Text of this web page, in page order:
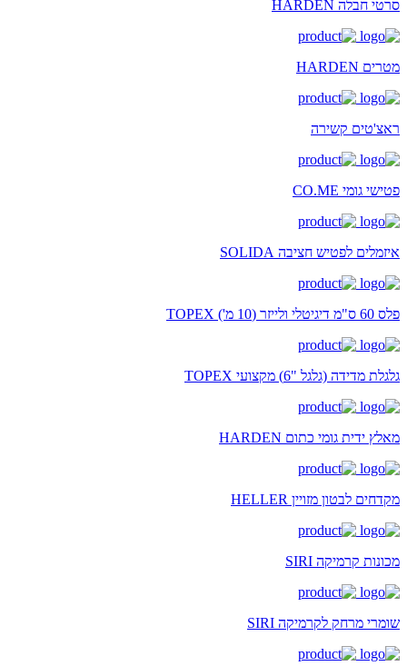
סרטי חבלה HARDEN
מטרים HARDEN
ראצ'טים קשירה
פטישי גומי CO.ME
איזמלים לפטיש חציבה SOLIDA
פלס 60 ס"מ דיגיטלי ולייזר (10 מ') TOPEX
גלגלת מדידה (גלגל "6) מקצועי TOPEX
מאלץ ידית גומי כתום HARDEN
מקדחים לבטון מזויין HELLER
מכונות קרמיקה SIRI
שומרי מרחק לקרמיקה SIRI